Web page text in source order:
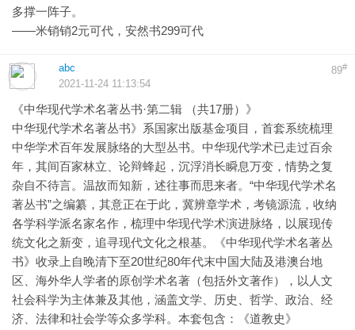
多撑一阵子。
——米销销2元可代，安然书299可代
89#
abc
2021-11-24 11:13:54
《中华现代学术名著丛书·第二辑 （共17册）》
中华现代学术名著丛书》系国家出版基金项目，首套系统梳理
中华学术百年发展脉络的大型丛书。中华现代学术已走过百余
年，其间百家林立、论辩蜂起，沉浮消长瞬息万变，情势之复
杂自不待言。温故而知新，述往事而思来者。“中华现代学术名
著丛书”之编纂，其意正在于此，冀辨章学术，考镜源流，收纳
各学科学派名家名作，梳理中华现代学术演进脉络，以展现传
统文化之新变，追寻现代文化之根基。《中华现代学术名著丛
书》收录上自晚清下至20世纪80年代末中国大陆及港澳台地
区、海外华人学者的原创学术名著（包括外文著作），以人文
社会科学为主体兼及其他，涵盖文学、历史、哲学、政治、经
济、法律和社会学等众多学科。本套包含：《道教史》